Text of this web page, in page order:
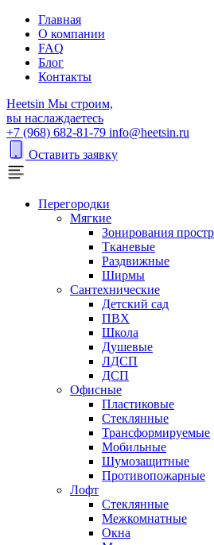
Главная
О компании
FAQ
Блог
Контакты
Heetsin Мы строим,
вы наслаждаетесь
+7 (968) 682-81-79 info@heetsin.ru
Оставить заявку
Перегородки
Мягкие
Зонирования
Тканевые
Раздвижные
Ширмы
Сантехнические
Детский сад
ПВХ
Школа
Душевые
ЛДСП
ДСП
Офисные
Пластиковые
Стеклянные
Трансформируемые
Мобильные
Шумозащитные
Противопожарные
Лофт
Стеклянные
Межкомнатные
Окна